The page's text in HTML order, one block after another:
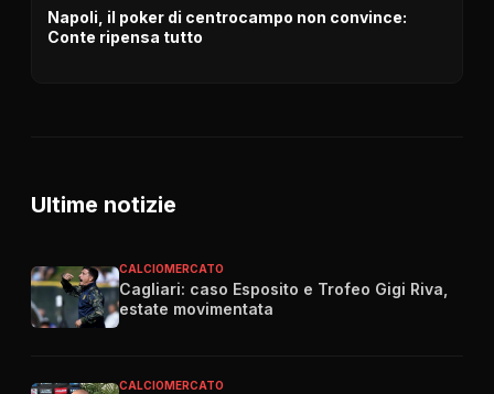
Napoli, il poker di centrocampo non convince:
Conte ripensa tutto
Ultime notizie
CALCIOMERCATO
Cagliari: caso Esposito e Trofeo Gigi Riva,
estate movimentata
CALCIOMERCATO